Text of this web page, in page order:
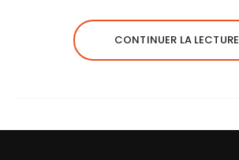
CONTINUER LA LECTURE